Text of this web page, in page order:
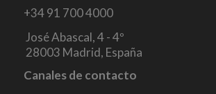
+34 91 700 4000
José Abascal, 4 - 4º
28003 Madrid, España
Canales de contacto